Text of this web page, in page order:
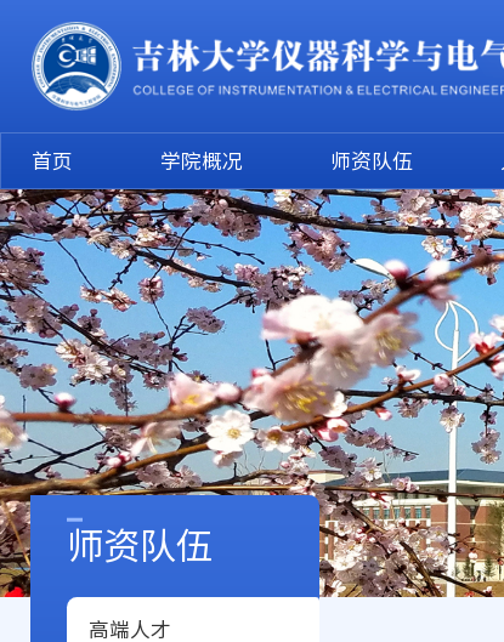
首页 学院概况 师资队伍
师资队伍
高端人才